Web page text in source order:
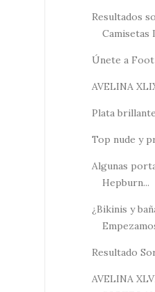
Resultados
Camisetas
Únete a
AVELINA
Plata brillante
Top nude y
Algunas
Hepburn...
¿Bikinis y
Resultado
AVELINA